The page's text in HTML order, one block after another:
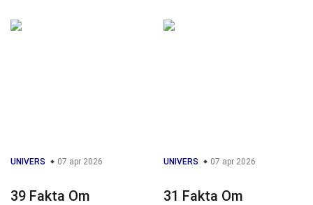
UNIVERS 07 apr 2026
39 Fakta Om
UNIVERS 07 apr 2026
31 Fakta Om